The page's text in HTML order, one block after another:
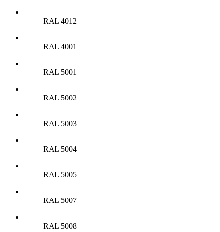
RAL 4012
RAL 4001
RAL 5001
RAL 5002
RAL 5003
RAL 5004
RAL 5005
RAL 5007
RAL 5008